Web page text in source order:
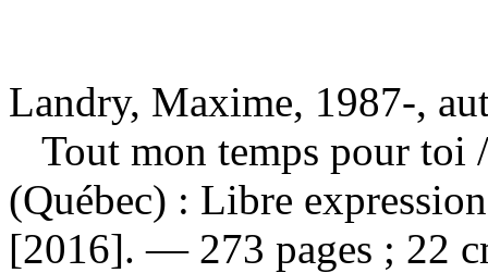
Landry, Maxime, 1987-,
Tout mon temps pour toi
(Québec) : Libre
[2016]. — 273 pages ; 22